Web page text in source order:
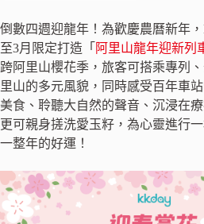
倒數四週迎龍年！為歡慶農曆新年
至3月限定打造「 阿里山龍年迎新列
跨阿里山櫻花季，旅客可搭乘專列
里山的多元風貌，同時感受百年車
美食、聆聽大自然的聲音、沉浸在
更可親身搓洗愛玉籽，為心靈進行
一整年的好運！